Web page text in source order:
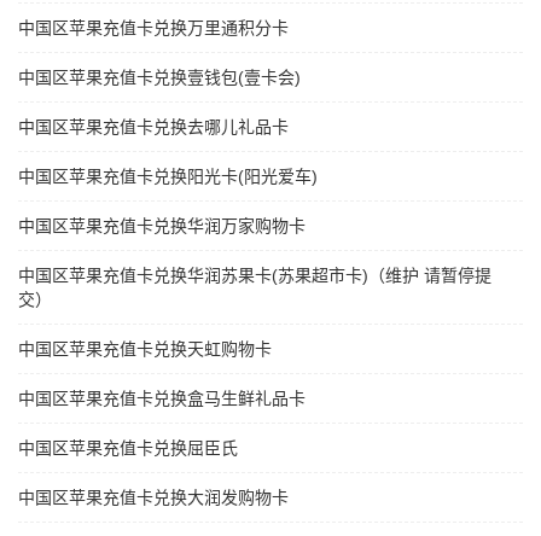
中国区苹果充值卡兑换万里通积分卡
中国区苹果充值卡兑换壹钱包(壹卡会)
中国区苹果充值卡兑换去哪儿礼品卡
中国区苹果充值卡兑换阳光卡(阳光爱车)
中国区苹果充值卡兑换华润万家购物卡
中国区苹果充值卡兑换华润苏果卡(苏果超市卡)（维护 请暂停提
交）
中国区苹果充值卡兑换天虹购物卡
中国区苹果充值卡兑换盒马生鲜礼品卡
中国区苹果充值卡兑换屈臣氏
中国区苹果充值卡兑换大润发购物卡